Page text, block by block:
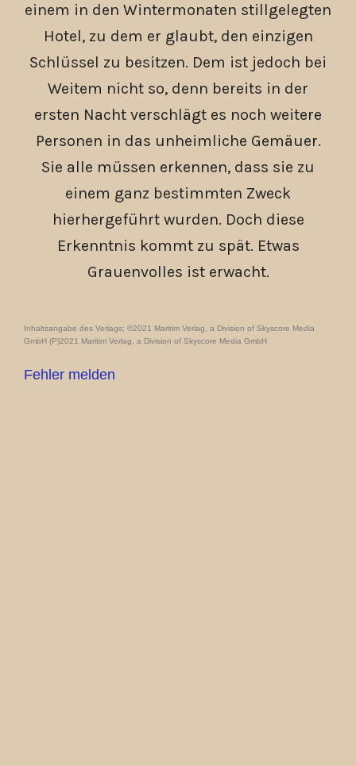
einem in den Wintermonaten stillgelegten
Hotel, zu dem er glaubt, den einzigen
Schlüssel zu besitzen. Dem ist jedoch bei
Weitem nicht so, denn bereits in der
ersten Nacht verschlägt es noch weitere
Personen in das unheimliche Gemäuer.
Sie alle müssen erkennen, dass sie zu
einem ganz bestimmten Zweck
hierhergeführt wurden. Doch diese
Erkenntnis kommt zu spät. Etwas
Grauenvolles ist erwacht.
Inhaltsangabe des Verlags; ©2021 Maritim Verlag, a Division of Skyscore Media
GmbH (P)2021 Maritim Verlag, a Division of Skyscore Media GmbH
Fehler melden